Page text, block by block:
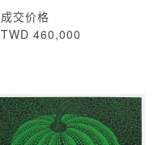
成交价格
TWD 460,000